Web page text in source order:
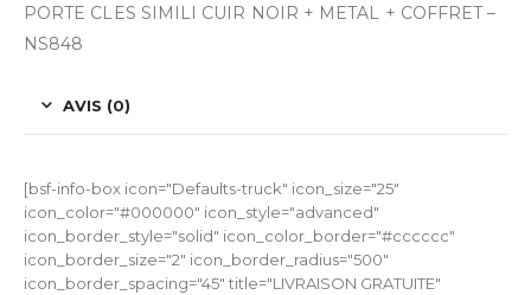
PORTE CLES SIMILI CUIR NOIR + METAL + COFFRET –
NS848
AVIS (0)
[bsf-info-box icon="Defaults-truck" icon_size="25"
icon_color="#000000" icon_style="advanced"
icon_border_style="solid" icon_color_border="#cccccc"
icon_border_size="2" icon_border_radius="500"
icon_border_spacing="45" title="LIVRAISON GRATUITE"